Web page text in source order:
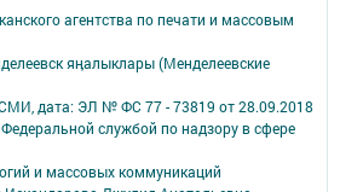
агентства по печати и массовым
яӊалыклары (Менделеевские
дата: ЭЛ № ФС 77 - 73819 от 28.09.2018
службой по надзору в сфере
и массовых коммуникаций